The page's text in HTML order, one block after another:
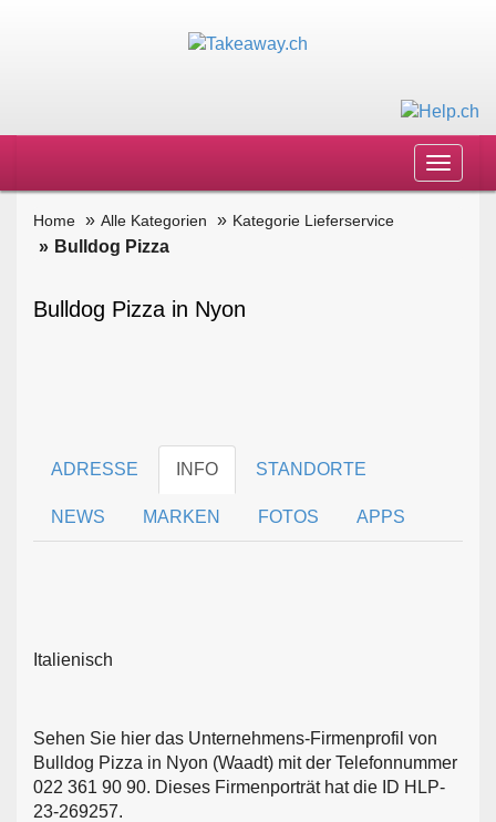
Toggle
Home Alle Kategorien Kategorie Lieferservice
Bulldog Pizza
Bulldog Pizza in Nyon
ADRESSE INFO STANDORTE
NEWS MARKEN FOTOS APPS
Italienisch
Sehen Sie hier das Unternehmens-Firmenprofil von
Bulldog Pizza in Nyon (Waadt) mit der Telefonnummer
022 361 90 90. Dieses Firmenporträt hat die ID HLP-
23-269257.